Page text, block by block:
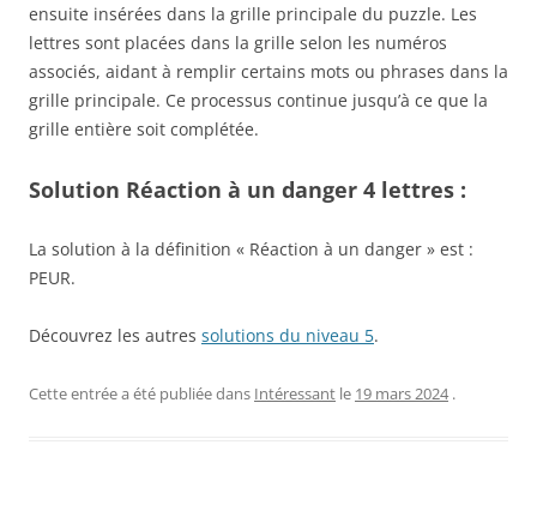
ensuite insérées dans la grille principale du puzzle. Les
lettres sont placées dans la grille selon les numéros
associés, aidant à remplir certains mots ou phrases dans la
grille principale. Ce processus continue jusqu’à ce que la
grille entière soit complétée.
Solution Réaction à un danger 4 lettres :
La solution à la définition « Réaction à un danger » est :
PEUR.
Découvrez les autres solutions du niveau 5.
Cette entrée a été publiée dans Intéressant le 19 mars 2024 .